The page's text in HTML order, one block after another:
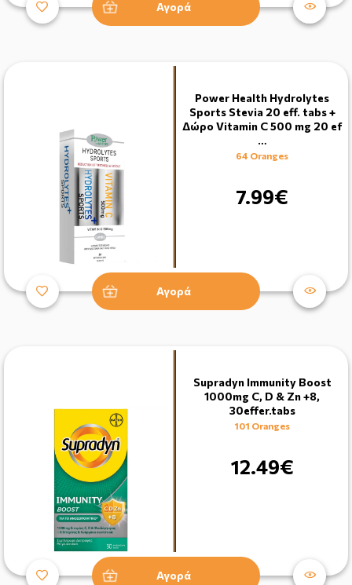
Αγορά
Power Health Hydrolytes
Sports Stevia 20 eff. tabs +
Δώρο Vitamin C 500 mg 20 ef
…
64 Oranges
7.99€
Αγορά
Supradyn Immunity Boost
1000mg C, D & Zn +8,
30effer.tabs
101 Oranges
12.49€
Αγορά